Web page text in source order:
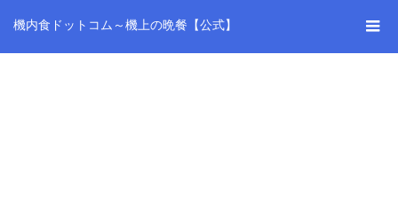
機内食ドットコム～機上の晩餐【公式】